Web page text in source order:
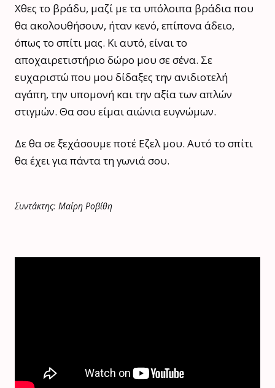
Χθες το βράδυ, μαζί με τα υπόλοιπα βράδια που
θα ακολουθήσουν, ήταν κενό, επίπονα άδειο,
όπως το σπίτι μας. Κι αυτό, είναι το
αποχαιρετιστήριο δώρο μου σε σένα. Σε
ευχαριστώ που μου δίδαξες την ανιδιοτελή
αγάπη, την υπομονή και την αξία των απλών
στιγμών. Θα σου είμαι αιώνια ευγνώμων.
Δε θα σε ξεχάσουμε ποτέ Εζελ μου. Αυτό το σπίτι
θα έχει για πάντα τη γωνιά σου.
Συντάκτης: Μαίρη Ροβίθη